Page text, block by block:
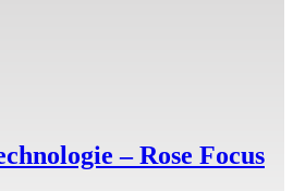
– Rose Focus